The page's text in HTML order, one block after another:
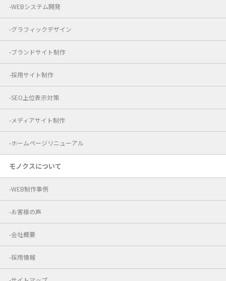
WEBシステム開発
グラフィックデザイン
ブランドサイト制作
採用サイト制作
SEO上位表示対策
メディアサイト制作
ホームページリニューアル
モノクスについて
WEB制作事例
お客様の声
会社概要
採用情報